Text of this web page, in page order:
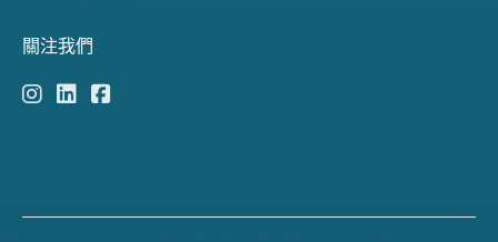
關注我們